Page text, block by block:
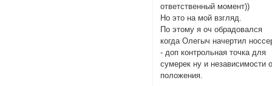
ответственный момент))
Но это на мой взгляд.
По этому я оч обрадовался
когда Олегыч начертил
- доп контрольная точка для
сумерек ну и независимости
положения.